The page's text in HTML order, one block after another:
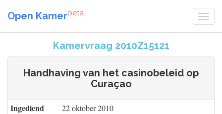
Open Kamerbeta
Kamervraag 2010Z15121
Handhaving van het casinobeleid op
Curaçao
Ingediend 22 oktober 2010